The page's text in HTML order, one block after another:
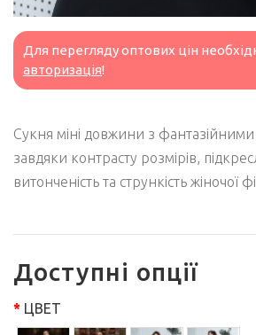
Для перегляду оптових цін
авторизація!
Сукня міні довжини з фантазійними
завдяки контрасту розмірів,
витонченість та стрункість жіночої
Доступні опції
ЦВЕТ